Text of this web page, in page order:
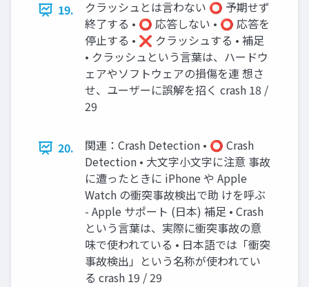
19.
クラッシュとは言わない ⭕ 予期せず
終了する • ⭕ 応答しない • ⭕ 応答を
停止する • ❌ クラッシュする • 補足
• クラッシュという言葉は、ハードウ
ェアやソフトウェアの損傷を連 想さ
せ、ユーザーに誤解を招く crash 18 /
29
20.
関連：Crash Detection • ⭕ Crash
Detection • 大文字小文字に注意 事故
に遭ったときに iPhone や Apple
Watch の衝突事故検出で助 けを呼ぶ
- Apple サポート (日本) 補足 • Crash
という言葉は、実際に衝突事故の意
味で使われている • 日本語では「衝突
事故検出」という名称が使われてい
る crash 19 / 29